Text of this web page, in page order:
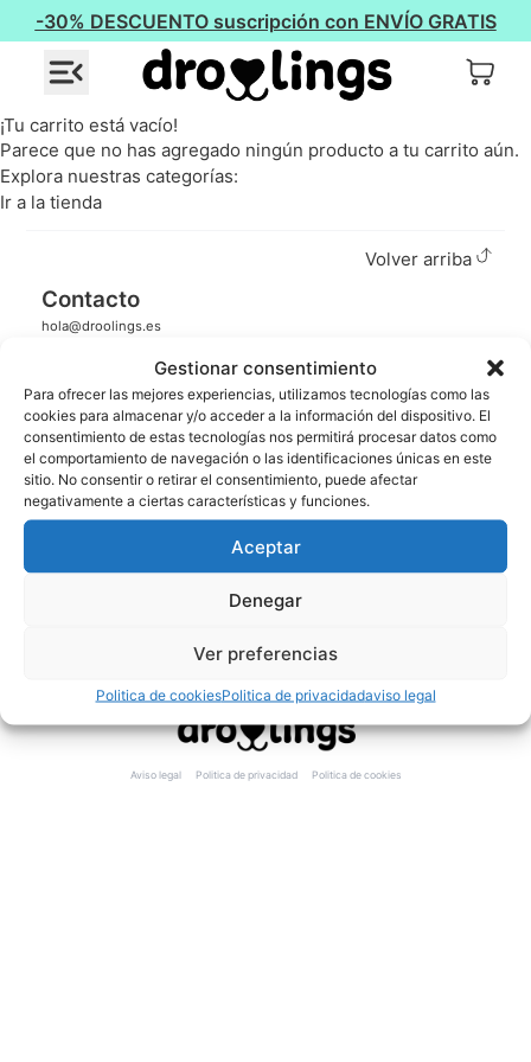
Gestionar consentimiento
Para ofrecer las mejores experiencias, utilizamos tecnologías como las
cookies para almacenar y/o acceder a la información del dispositivo. El
consentimiento de estas tecnologías nos permitirá procesar datos como
el comportamiento de navegación o las identificaciones únicas en este
sitio. No consentir o retirar el consentimiento, puede afectar
negativamente a ciertas características y funciones.
Aceptar
Denegar
Ver preferencias
Politica de cookiesPolitica de privacidadaviso legal
-30% DESCUENTO suscripción con ENVÍO GRATIS
¡Tu carrito está vacío!
Parece que no has agregado ningún producto a tu carrito aún.
Explora nuestras categorías:
Ir a la tienda
Volver arriba
Contacto
hola@droolings.es
Nosotros
Historia de Droolings
Contacto
Ayuda y preguntas
Servicios
Aviso legal Politica de privacidad Politica de cookies